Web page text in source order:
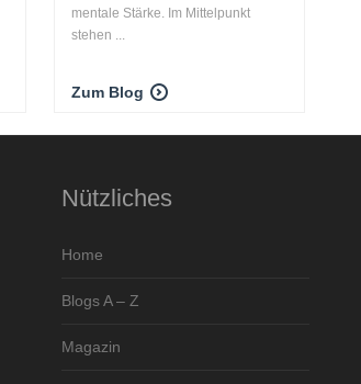
mentale Stärke. Im Mittelpunkt
stehen ...
Zum Blog
Nützliches
Home
Blogs A – Z
Magazin